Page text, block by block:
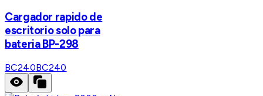
Cargador rapido de
escritorio solo para
bateria BP-298
BC240BC240